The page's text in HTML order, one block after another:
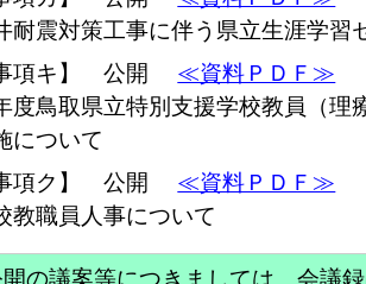
耐震対策工事に伴う県立生涯学習
事項キ】 公開
≪資料ＰＤＦ≫
度鳥取県立特別支援学校教員（
について
事項ク】 公開
≪資料ＰＤＦ≫
教職員人事について
の議案等につきましては、会議